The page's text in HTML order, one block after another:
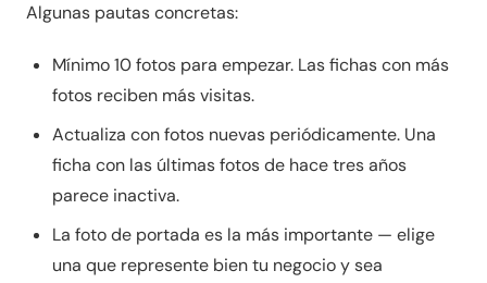
Algunas pautas concretas:
Mínimo 10 fotos para empezar. Las fichas con más
fotos reciben más visitas.
Actualiza con fotos nuevas periódicamente. Una
ficha con las últimas fotos de hace tres años
parece inactiva.
La foto de portada es la más importante — elige
una que represente bien tu negocio y sea